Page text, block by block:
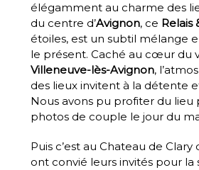
élégamment au charme des
du centre d’Avignon, ce Relais
étoiles, est un subtil mélange
le présent. Caché au cœur du
Villeneuve-lès-Avignon,
des lieux invitent à la détente
Nous avons pu profiter du lieu
photos de couple le jour du
Puis c’est au Chateau de Clary
ont convié leurs invités pour la